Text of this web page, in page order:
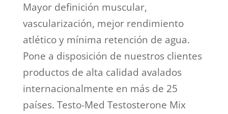
Mayor definición muscular,
vascularización, mejor rendimiento
atlético y mínima retención de agua.
Pone a disposición de nuestros clientes
productos de alta calidad avalados
internacionalmente en más de 25
países. Testo-Med Testosterone Mix